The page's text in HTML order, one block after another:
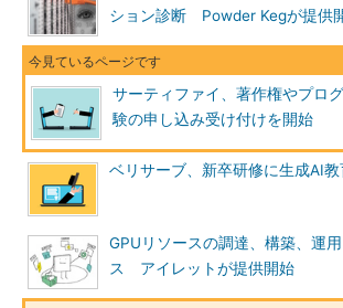
ション診断 Powder Kegが提供
サーティファイ、著作権やプロ
験の申し込み受け付けを開始
ベリサーブ、新卒研修に生成AI教
GPUリソースの調達、構築、運
ス アイレットが提供開始